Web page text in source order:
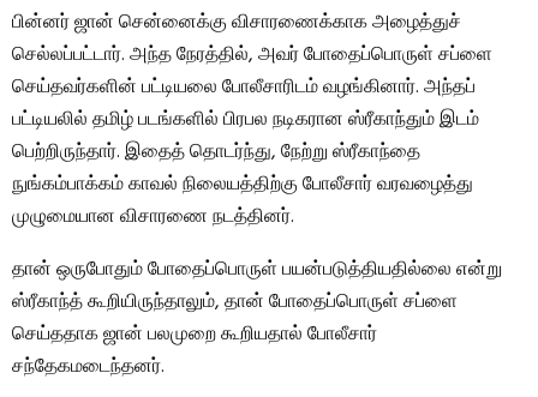
பின்னர் ஜான் சென்னைக்கு விசாரணைக்காக அழைத்துச்
செல்லப்பட்டார். அந்த நேரத்தில், அவர் போதைப்பொருள் சப்ளை
செய்தவர்களின் பட்டியலை போலீசாரிடம் வழங்கினார். அந்தப்
பட்டியலில் தமிழ் படங்களில் பிரபல நடிகரான ஸ்ரீகாந்தும் இடம்
பெற்றிருந்தார். இதைத் தொடர்ந்து, நேற்று ஸ்ரீகாந்தை
நுங்கம்பாக்கம் காவல் நிலையத்திற்கு போலீசார் வரவழைத்து
முழுமையான விசாரணை நடத்தினர்.
தான் ஒருபோதும் போதைப்பொருள் பயன்படுத்தியதில்லை என்று
ஸ்ரீகாந்த் கூறியிருந்தாலும், தான் போதைப்பொருள் சப்ளை
செய்ததாக ஜான் பலமுறை கூறியதால் போலீசார்
சந்தேகமடைந்தனர்.